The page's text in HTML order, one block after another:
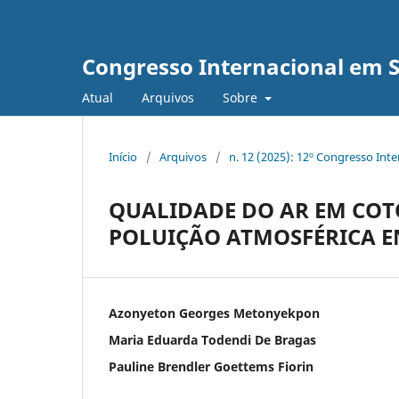
Congresso Internacional em
Atual Arquivos Sobre
Início / Arquivos / n. 12 (2025): 12º Congresso
QUALIDADE DO AR EM
POLUIÇÃO ATMOSFÉRICA
Azonyeton Georges Metonyekpon
Maria Eduarda Todendi De Bragas
Pauline Brendler Goettems Fiorin